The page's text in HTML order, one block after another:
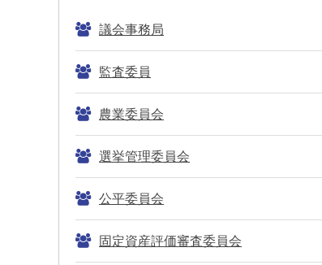
議会事務局
監査委員
農業委員会
選挙管理委員会
公平委員会
固定資産評価審査委員会